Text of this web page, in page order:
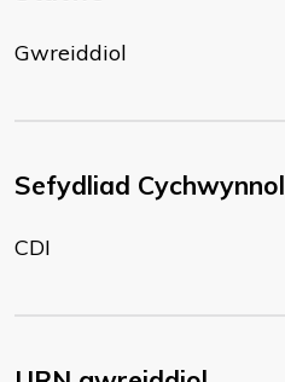
Gwreiddiol
Sefydliad Cychwynnol
CDI